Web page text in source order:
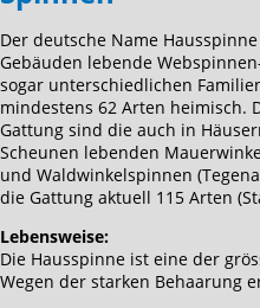
Der deutsche Name
Gebäuden lebende
sogar unterschiedlichen
mindestens 62 Arten heimisch.
Gattung sind die auch in
Scheunen lebenden
und Waldwinkelspinnen
die Gattung aktuell 115 Arten
Lebensweise:
Die Hausspinne ist eine der
Wegen der starken Behaarung